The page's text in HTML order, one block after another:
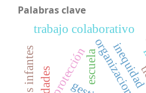
Palabras clave
organizaciones
protecciónescuela
trabajo colaborativo